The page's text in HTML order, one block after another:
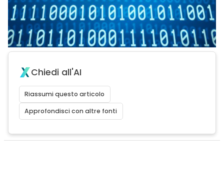
Chiedi all'AI
Riassumi questo articolo
Approfondisci con altre fonti